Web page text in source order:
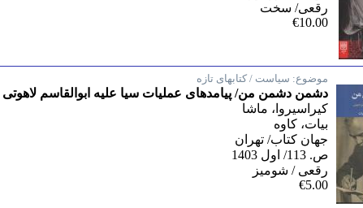
رقعی/ سخت
€10.00
موضوع: سیاست / کتابهای تازه
دشمن دشمن من/ پیامدهای عملیات سیا علیه ابوالقاسم لاهوتی 54/ 1953
کیراسیروا، ماشا
بیات، کاوه
جهان کتاب/ تهران
ص. 113/ اول 1403
رقعی / شومیز
€5.00